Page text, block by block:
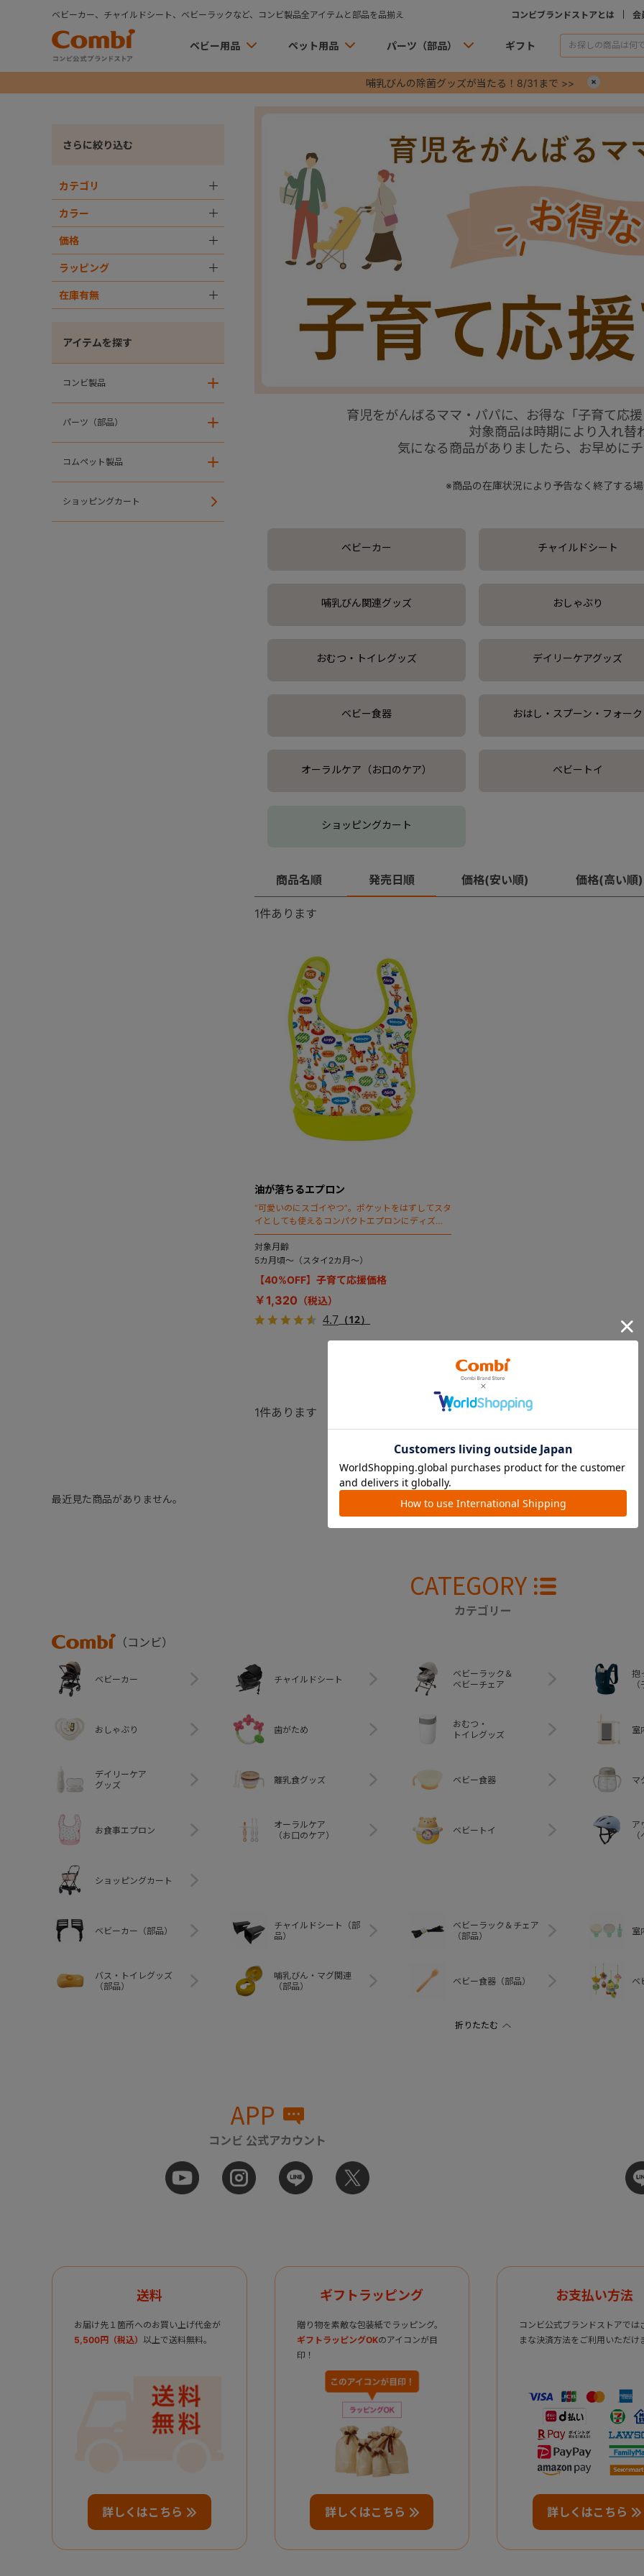
ベビーカー、チャイルドシート、ベビーラックなど、コンビ製品全アイテムと部品を品揃え コンビブランドストアとは 会
ベビー用品 ペット用品 パーツ（部品） ギフト
哺乳びんの除菌グッズが当たる！8/31まで >>
さらに絞り込む
カテゴリ
カラー
価格
ラッピング
在庫有無
アイテムを探す
コンビ製品
パーツ（部品）
コムペット製品
ショッピングカート
育児をがんばるママ・パパに、 お得な「子育て応
対象商品は時期により入れ替
気になる商品がありましたら、お早めにチ
※商品の在庫状況により予告なく終了する場
ベビーカー チャイルドシート
哺乳びん関連グッズ おしゃぶり
おむつ・トイレグッズ デイリーケアグッズ
ベビー食器 おはし・スプーン・フォーク
オーラルケア（お口のケア） ベビートイ
ショッピングカート
商品名順 発売日順 価格(安い順) 価格(高い順)
1件あります
油が落ちるエプロン
“可愛いのにスゴイやつ”。ポケットをはずしてスタ
イとしても使えるコンパクトエプロンにディズニ
ーキャラクターも仲間入り。油汚れが落ちやすい
NEO-NOCX(R)（ネオノックス）加工を採用。
対象月齢
5カ月頃～（スタイ2カ月～）
【40%OFF】子育て応援価格
￥1,320
4.7 （12）
1件あります
CHECKED ITEM
最近見た商品
最近見た商品がありません。
CATEGORY
カテゴリー
Combi
（コンビ）
ベビーカー チャイルドシート
ベビーラック＆
ベビーチェア
抱
おしゃぶり 歯がため
おむつ・
トイレグッズ
室
デイリーケア
グッズ
離乳食グッズ ベビー食器 マ
お食事エプロン
オーラルケア
（お口のケア）
ベビートイ
ア
ショッピングカート
ベビーカー（部品）
チャイルドシート（部
品）
ベビーラック＆チェア
（部品）
室
バス・トイレグッズ
（部品）
哺乳びん・マグ関連
（部品）
ベビー食器（部品） ベ
APP
コンビ 公式アカウント
送料
お届け先１箇所へのお買い上げ代金が
5,500円（税込） 以上で送料無料。
詳しくはこちら
ギフトラッピング
贈り物を素敵な包装紙でラッピング。
ギフトラッピングOKのアイコンが目
印！
詳しくはこちら
お支払い方法
コンビ公式ブランドストアでは
まな決済方法をご利用いただけ
詳しくはこちら